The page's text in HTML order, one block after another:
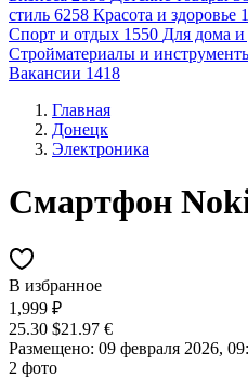
стиль 6258 Красота и здоровье
Спорт и отдых 1550 Для дома и
Стройматериалы и
Вакансии 1418
Главная
Донецк
Электроника
Смартфон
В избранное
1,999 ₽
25.30 $21.97 €
Размещено: 09 февраля 2026,
2 фото